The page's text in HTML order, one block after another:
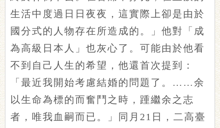
生活中度過日日夜夜，這實際上卻是由於
國分式的人物存在所造成的。」他對「成
為高級日本人」也灰心了。可能由於他看
不到自己人生的希望，他還首次提到：
「最近我開始考慮結婚的問題了。……余
以生命為標的而奮鬥之時，踵繼余之志
者，唯我血嗣而已。」同月21日，二高臺